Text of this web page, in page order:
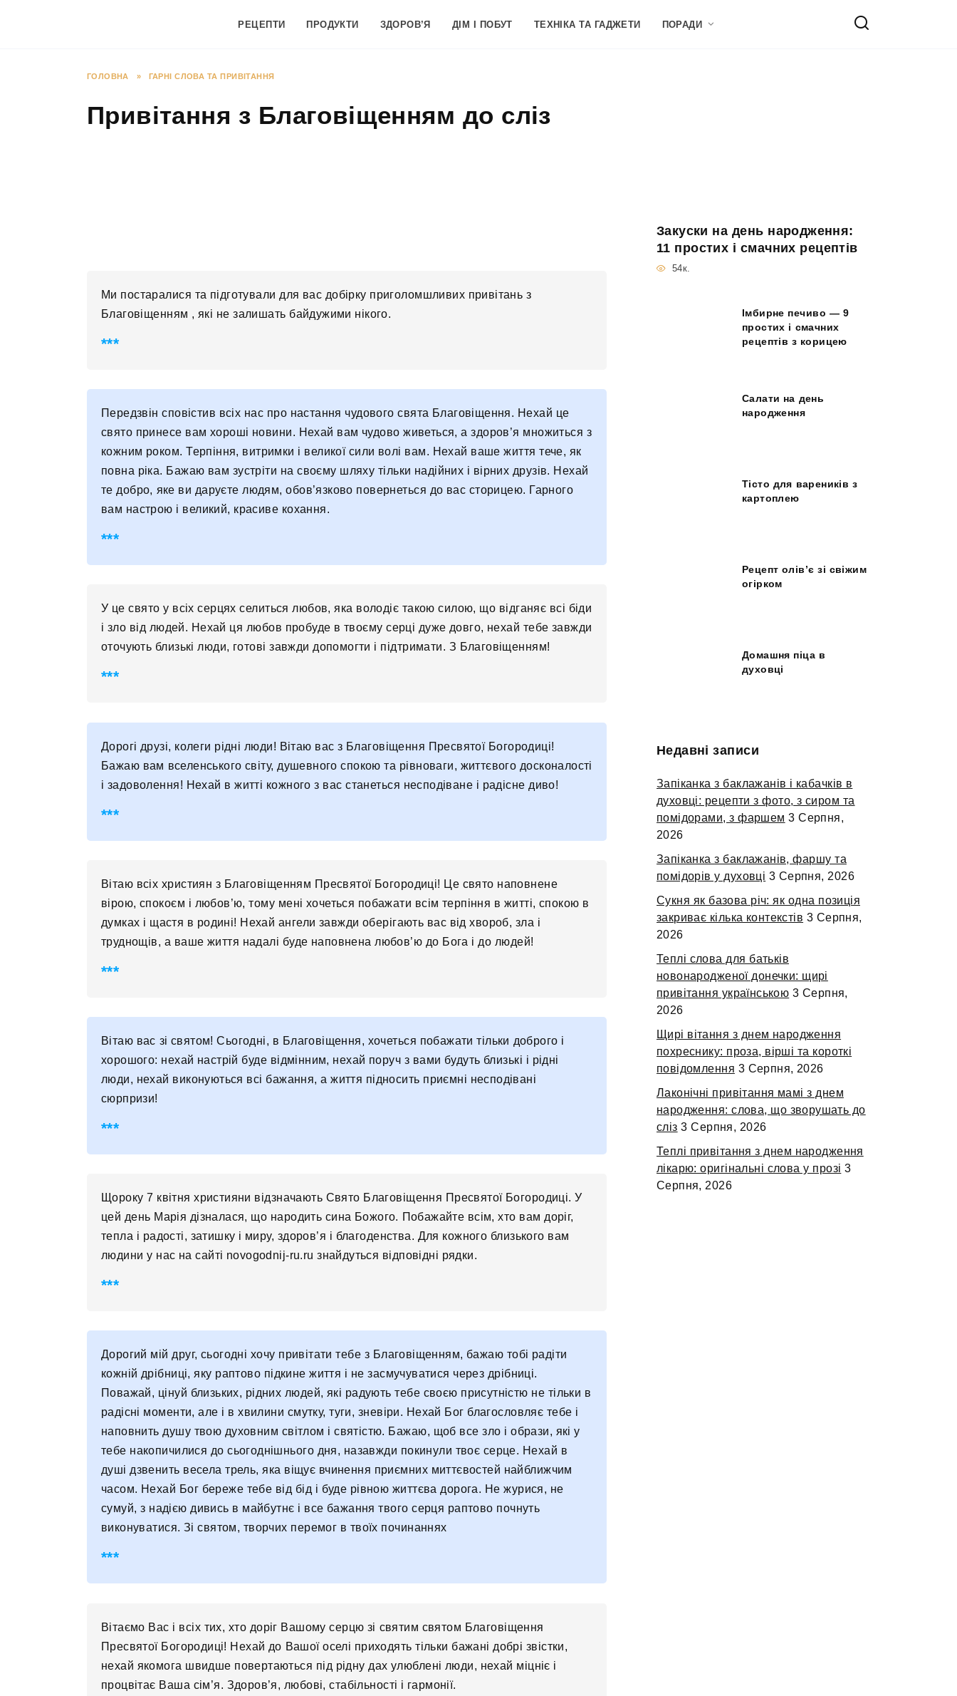
РЕЦЕПТИ ПРОДУКТИ ЗДОРОВ’Я ДІМ І ПОБУТ ТЕХНІКА ТА ГАДЖЕТИ ПОРАДИ
ГОЛОВНА » ГАРНІ СЛОВА ТА ПРИВІТАННЯ
Привітання з Благовіщенням до сліз
Ми постаралися та підготували для вас добірку приголомшливих привітань з
Благовіщенням , які не залишать байдужими нікого.
Передзвін сповістив всіх нас про настання чудового свята Благовіщення. Нехай це
свято принесе вам хороші новини. Нехай вам чудово живеться, а здоров’я множиться з
кожним роком. Терпіння, витримки і великої сили волі вам. Нехай ваше життя тече, як
повна ріка. Бажаю вам зустріти на своєму шляху тільки надійних і вірних друзів. Нехай
те добро, яке ви даруєте людям, обов’язково повернеться до вас сторицею. Гарного
вам настрою і великий, красиве кохання.
У це свято у всіх серцях селиться любов, яка володіє такою силою, що відганяє всі біди
і зло від людей. Нехай ця любов пробуде в твоєму серці дуже довго, нехай тебе завжди
оточують близькі люди, готові завжди допомогти і підтримати. З Благовіщенням!
Дорогі друзі, колеги рідні люди! Вітаю вас з Благовіщення Пресвятої Богородиці!
Бажаю вам вселенського світу, душевного спокою та рівноваги, життєвого досконалості
і задоволення! Нехай в житті кожного з вас станеться несподіване і радісне диво!
Вітаю всіх християн з Благовіщенням Пресвятої Богородиці! Це свято наповнене
вірою, спокоєм і любов’ю, тому мені хочеться побажати всім терпіння в житті, спокою в
думках і щастя в родині! Нехай ангели завжди оберігають вас від хвороб, зла і
труднощів, а ваше життя надалі буде наповнена любов’ю до Бога і до людей!
Вітаю вас зі святом! Сьогодні, в Благовіщення, хочеться побажати тільки доброго і
хорошого: нехай настрій буде відмінним, нехай поруч з вами будуть близькі і рідні
люди, нехай виконуються всі бажання, а життя підносить приємні несподівані
сюрпризи!
Щороку 7 квітня християни відзначають Свято Благовіщення Пресвятої Богородиці. У
цей день Марія дізналася, що народить сина Божого. Побажайте всім, хто вам доріг,
тепла і радості, затишку і миру, здоров’я і благоденства. Для кожного близького вам
людини у нас на сайті novogodnij-ru.ru знайдуться відповідні рядки.
Дорогий мій друг, сьогодні хочу привітати тебе з Благовіщенням, бажаю тобі радіти
кожній дрібниці, яку раптово підкине життя і не засмучуватися через дрібниці.
Поважай, цінуй близьких, рідних людей, які радують тебе своєю присутністю не тільки в
радісні моменти, але і в хвилини смутку, туги, зневіри. Нехай Бог благословляє тебе і
наповнить душу твою духовним світлом і святістю. Бажаю, щоб все зло і образи, які у
тебе накопичилися до сьогоднішнього дня, назавжди покинули твоє серце. Нехай в
душі дзвенить весела трель, яка віщує вчинення приємних миттєвостей найближчим
часом. Нехай Бог береже тебе від бід і буде рівною життєва дорога. Не журися, не
сумуй, з надією дивись в майбутнє і все бажання твого серця раптово почнуть
виконуватися. Зі святом, творчих перемог в твоїх починаннях
Вітаємо Вас і всіх тих, хто доріг Вашому серцю зі святим святом Благовіщення
Пресвятої Богородиці! Нехай до Вашої оселі приходять тільки бажані добрі звістки,
нехай якомога швидше повертаються під рідну дах улюблені люди, нехай міцніє і
процвітає Ваша сім’я. Здоров’я, любові, стабільності і гармонії.
Закуски на день народження:
11 простих і смачних рецептів
54к.
Імбирне печиво — 9
простих і смачних
рецептів з корицею
Салати на день
народження
Тісто для вареників з
картоплею
Рецепт олів’є зі свіжим
огірком
Домашня піца в
духовці
Недавні записи
Запіканка з баклажанів і кабачків в
духовці: рецепти з фото, з сиром та
помідорами, з фаршем 3 Серпня,
2026
Запіканка з баклажанів, фаршу та
помідорів у духовці 3 Серпня, 2026
Сукня як базова річ: як одна позиція
закриває кілька контекстів 3 Серпня,
2026
Теплі слова для батьків
новонародженої донечки: щирі
привітання українською 3 Серпня,
2026
Щирі вітання з днем народження
похреснику: проза, вірші та короткі
повідомлення 3 Серпня, 2026
Лаконічні привітання мамі з днем
народження: слова, що зворушать до
сліз 3 Серпня, 2026
Теплі привітання з днем народження
лікарю: оригінальні слова у прозі 3
Серпня, 2026